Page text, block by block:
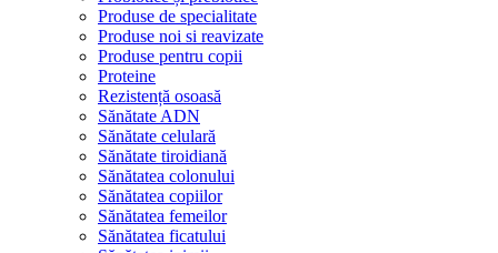
Produse de specialitate
Produse noi si reavizate
Produse pentru copii
Proteine
Rezistență osoasă
Sănătate ADN
Sănătate celulară
Sănătate tiroidiană
Sănătatea colonului
Sănătatea copiilor
Sănătatea femeilor
Sănătatea ficatului